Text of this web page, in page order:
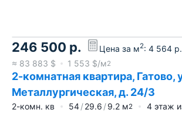
246 500 р. Цена за м2: 4 564 р.
≈ 83 883 $ 1 553 $/м2
2-комнатная квартира, Гатово,
Металлургическая, д. 24/3
2-комн. кв 54 29.6 9.2 м2 4 этаж